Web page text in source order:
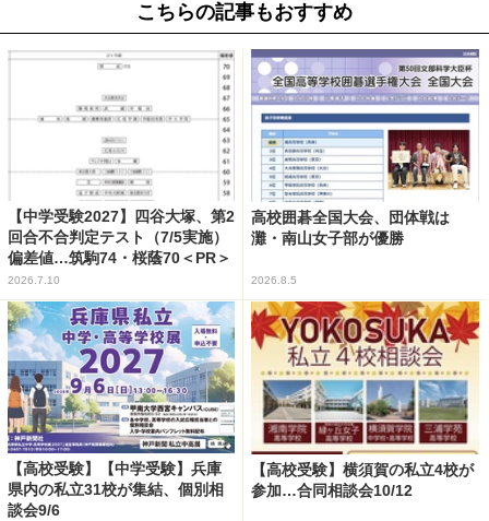
こちらの記事もおすすめ
【中学受験2027】四谷大塚、第2
回合不合判定テスト（7/5実施）
偏差値…筑駒74・桜蔭70＜PR＞
2026.7.10
高校囲碁全国大会、団体戦は
灘・南山女子部が優勝
2026.8.5
【高校受験】【中学受験】兵庫
県内の私立31校が集結、個別相
談会9/6
【高校受験】横須賀の私立4校が
参加…合同相談会10/12